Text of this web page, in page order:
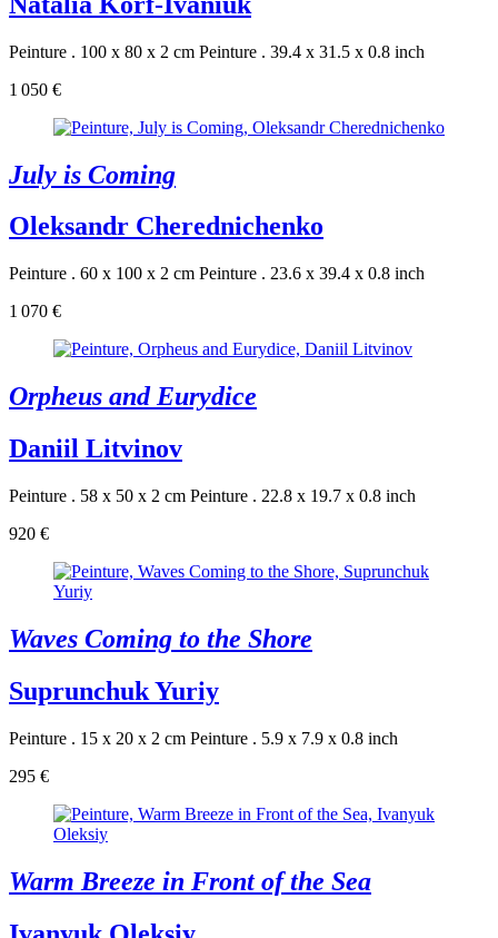
Peinture . 100 x 80 x 2 cm Peinture . 39.4 x 31.5 x 0.8 inch
1 050 €
July is Coming
Oleksandr Cherednichenko
Peinture . 60 x 100 x 2 cm Peinture . 23.6 x 39.4 x 0.8 inch
1 070 €
Orpheus and Eurydice
Daniil Litvinov
Peinture . 58 x 50 x 2 cm Peinture . 22.8 x 19.7 x 0.8 inch
920 €
Waves Coming to the Shore
Suprunchuk Yuriy
Peinture . 15 x 20 x 2 cm Peinture . 5.9 x 7.9 x 0.8 inch
295 €
Warm Breeze in Front of the Sea